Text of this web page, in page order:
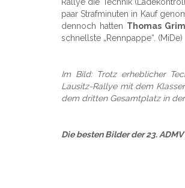
paar Strafminuten in Kauf
dennoch hatten Thomas
schnellste „Rennpappe“. (MiDe)
Im Bild: Trotz erheblicher
Lausitz-Rallye mit dem
dem dritten Gesamtplatz in
Die besten Bilder der 23.